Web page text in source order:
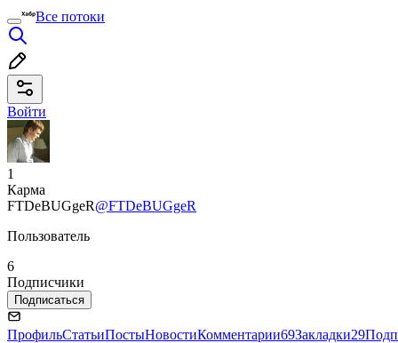
Все потоки
Войти
1
Карма
FTDeBUGgeR@FTDeBUGgeR
Пользователь
6
Подписчики
Подписаться
ПрофильСтатьиПостыНовостиКомментарии69Закладки29